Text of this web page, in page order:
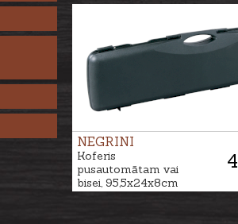
NEGRINI
Koferis
pusautomātam vai
bisei, 95,5x24x8cm